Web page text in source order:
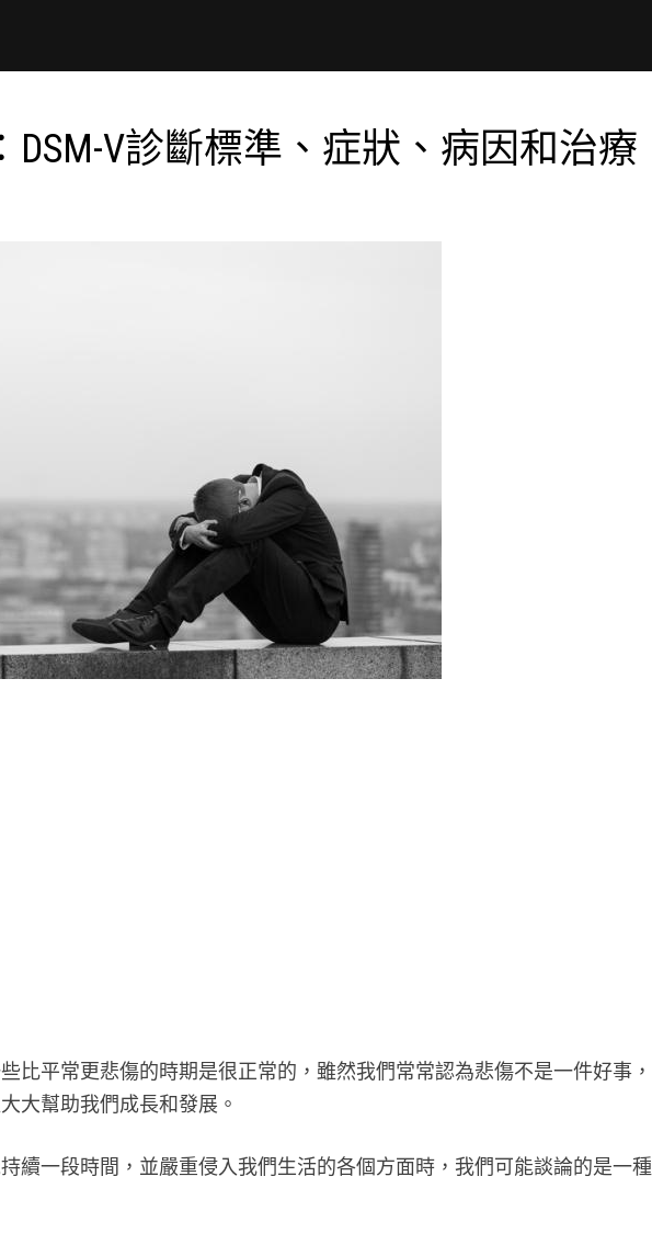
DSM-V診斷標準、症狀、病因和治療
比平常更悲傷的時期是很正常的，雖然我們常常認為悲傷不是一件好事，
大幫助我們成長和發展。
續一段時間，並嚴重侵入我們生活的各個方面時，我們可能談論的是一種